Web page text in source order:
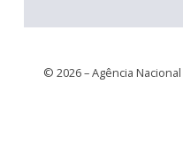
© 2026 – Agência